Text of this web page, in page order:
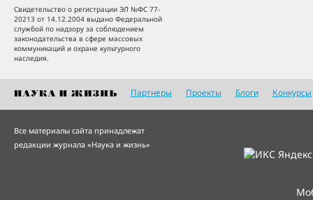
Свидетельство о регистрации ЭЛ №ФС 77-
20213 от 14.12.2004 выдано Федеральной
службой по надзору за соблюдением
законодательства в сфере массовых
коммуникаций и охране культурного
наследия.
Партнеры Проекты Блоги Конкурсы
Все материалы сайта принадлежат
редакции журнала «Наука и жизнь»